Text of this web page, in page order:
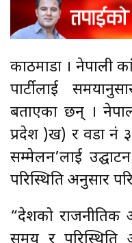
काठमाडौँ । नेपाली
पार्टीलाई
बताएका छन् ।
प्रदेश )ख) र वडा नं
सम्मेलन’लाई
परिस्थिति अनुसार
“देशको राजनीतिक